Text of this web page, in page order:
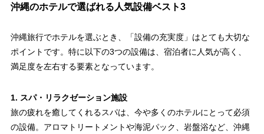
沖縄のホテルで選ばれる人気設備ベスト3
沖縄旅行でホテルを選ぶとき、「設備の充実度」はとても大切な
ポイントです。特に以下の3つの設備は、宿泊者に人気が高く、
満足度を左右する要素となっています。
1. スパ・リラクゼーション施設
旅の疲れを癒してくれるスパは、今や多くのホテルにとって必須
の設備。アロマトリートメントや海泥パック、岩盤浴など、沖縄